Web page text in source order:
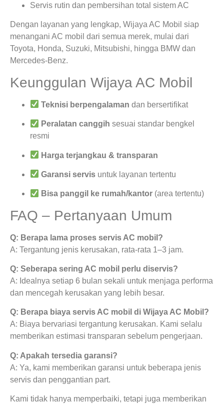
Servis rutin dan pembersihan total sistem AC
Dengan layanan yang lengkap, Wijaya AC Mobil siap
menangani AC mobil dari semua merek, mulai dari
Toyota, Honda, Suzuki, Mitsubishi, hingga BMW dan
Mercedes-Benz.
Keunggulan Wijaya AC Mobil
Teknisi berpengalaman dan bersertifikat
Peralatan canggih sesuai standar bengkel
resmi
Harga terjangkau & transparan
Garansi servis untuk layanan tertentu
Bisa panggil ke rumah/kantor (area tertentu)
FAQ – Pertanyaan Umum
Q: Berapa lama proses servis AC mobil?
A: Tergantung jenis kerusakan, rata-rata 1–3 jam.
Q: Seberapa sering AC mobil perlu diservis?
A: Idealnya setiap 6 bulan sekali untuk menjaga performa
dan mencegah kerusakan yang lebih besar.
Q: Berapa biaya servis AC mobil di Wijaya AC Mobil?
A: Biaya bervariasi tergantung kerusakan. Kami selalu
memberikan estimasi transparan sebelum pengerjaan.
Q: Apakah tersedia garansi?
A: Ya, kami memberikan garansi untuk beberapa jenis
servis dan penggantian part.
Kami tidak hanya memperbaiki, tetapi juga memberikan